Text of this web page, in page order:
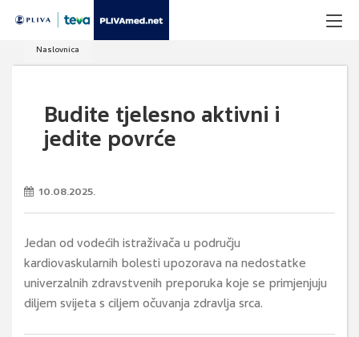
Naslovnica
Budite tjelesno aktivni i
jedite povrće
10.08.2025.
Jedan od vodećih istraživača u području
kardiovaskularnih bolesti upozorava na nedostatke
univerzalnih zdravstvenih preporuka koje se primjenjuju
diljem svijeta s ciljem očuvanja zdravlja srca.